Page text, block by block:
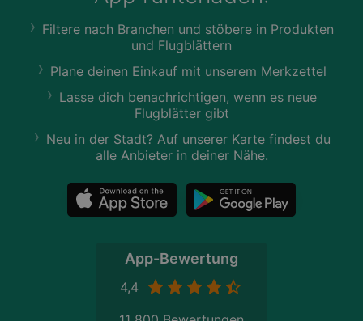
Filtere nach Branchen und stöbere in Produkten
und Flugblättern
Plane deinen Einkauf mit unserem Merkzettel
Lasse dich benachrichtigen, wenn es neue
Flugblätter gibt
Neu in der Stadt? Auf unserer Karte findest du
alle Anbieter in deiner Nähe.
App-Bewertung
4,4